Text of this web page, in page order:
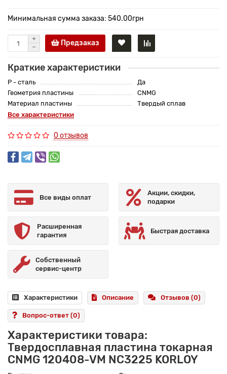
Минимальная сумма заказа: 540.00грн
Предзаказ
Краткие характеристики
P - сталь
Да
Геометрия пластины
CNMG
Материал пластины
Твердый сплав
Все характеристики
0 отзывов
Все виды оплат
Акции, скидки,
подарки
Расширенная
гарантия
Быстрая доставка
Собственный
сервис-центр
Характеристики Описание Отзывов (0)
Вопрос-ответ (0)
Характеристики товара:
Твердосплавная пластина токарная
CNMG 120408-VM NC3225 KORLOY